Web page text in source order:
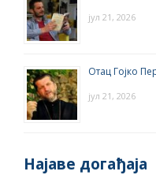
јул 21, 2026
Отац Гојко
јул 21, 2026
Најаве догађаја